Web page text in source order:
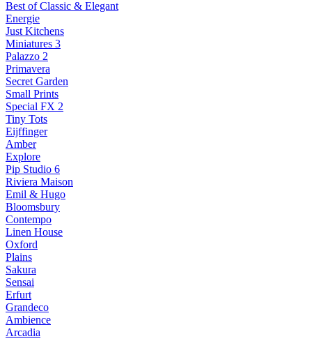
Best of Classic & Elegant
Energie
Just Kitchens
Miniatures 3
Palazzo 2
Primavera
Secret Garden
Small Prints
Special FX 2
Tiny Tots
Eijffinger
Amber
Explore
Pip Studio 6
Riviera Maison
Emil & Hugo
Bloomsbury
Contempo
Linen House
Oxford
Plains
Sakura
Sensai
Erfurt
Grandeco
Ambience
Arcadia